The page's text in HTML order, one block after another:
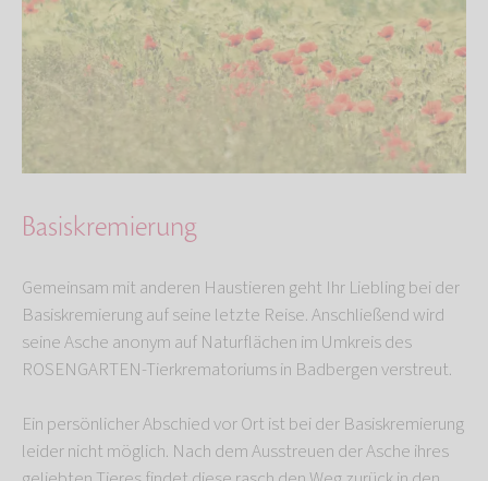
Basiskremierung
Gemeinsam mit anderen Haustieren geht Ihr Liebling bei der
Basiskremierung auf seine letzte Reise. Anschließend wird
seine Asche anonym auf Naturflächen im Umkreis des
ROSENGARTEN-Tierkrematoriums in Badbergen verstreut.
Ein persönlicher Abschied vor Ort ist bei der Basiskremierung
leider nicht möglich. Nach dem Ausstreuen der Asche ihres